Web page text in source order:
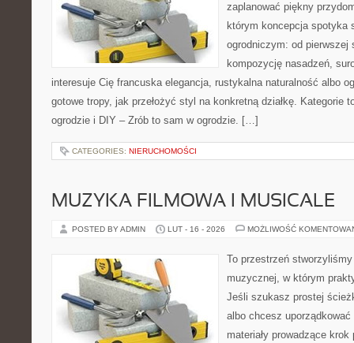
zaplanować piękny
którym koncepcja spotyka
ogrodniczym: od pierwszej
kompozycję nasadzeń,
interesuje Cię francuska elegancja, rustykalna naturalność albo
gotowe tropy, jak przełożyć styl na konkretną działkę. Kategorie
ogrodzie i DIY – Zrób to sam w ogrodzie. […]
CATEGORIES: NIERUCHOMOŚCI
MUZYKA FILMOWA I MUSICALE
POSTED BY ADMIN LUT - 16 - 2026 MOŻLIWOŚĆ
To przestrzeń
muzycznej, w którym
Jeśli szukasz prostej
albo chcesz
materiały prowadzące